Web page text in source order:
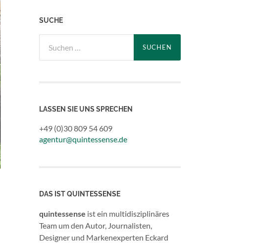
SUCHE
nach:
LASSEN SIE UNS SPRECHEN
+49 (0)30 809 54 609
agentur@quintessense.de
DAS IST QUINTESSENSE
quintessense ist ein multidisziplinäres
Team um den Autor, Journalisten,
Designer und Markenexperten Eckard